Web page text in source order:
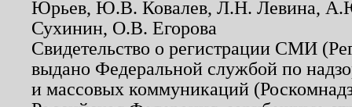
Юрьев, Ю.В. Ковалев, Л.Н. Левина,
Сухинин, О.В. Егорова
Свидетельство о регистрации СМИ
выдано Федеральной службой по
и массовых коммуникаций